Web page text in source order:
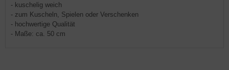
- kuschelig weich
- zum Kuscheln, Spielen oder Verschenken
- hochwertige Qualität
- Maße: ca. 50 cm